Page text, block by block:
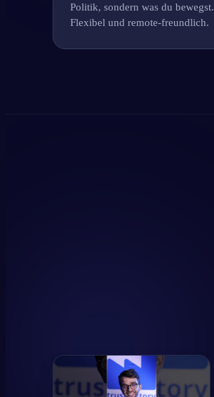
Politik, sondern was du bewegst.
Flexibel und remote-freundlich.